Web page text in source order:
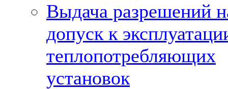
Выдача разрешений
допуск к
теплопотребляющих
установок